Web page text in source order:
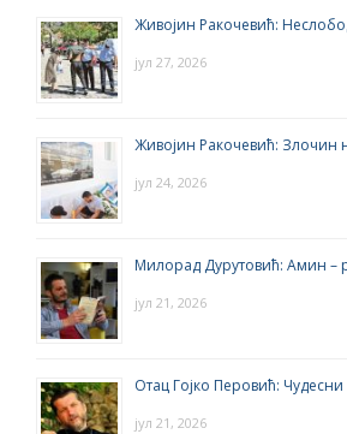
Живојин Ракочевић:
јул 27, 2026
Живојин Ракочевић: Злочин
јул 24, 2026
Милорад Дурутовић: Амин –
јул 21, 2026
Отац Гојко Перовић: Чудесни
јул 21, 2026